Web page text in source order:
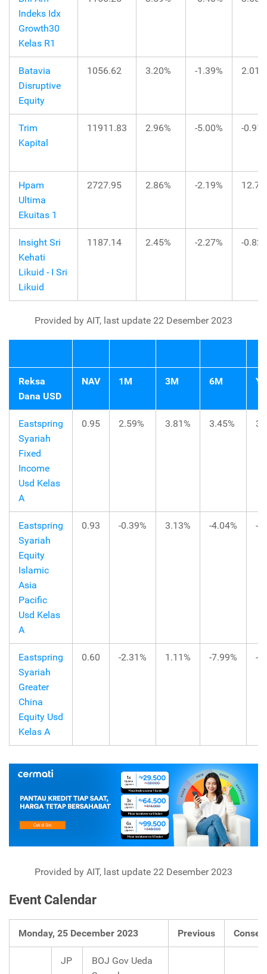
Indeks Idx
Growth30
Kelas R1
Batavia
Disruptive
Equity
1056.62 3.20% -1.39% 2.01%
Trim
Kapital
11911.83 2.96% -5.00% -
Hpam
Ultima
Ekuitas 1
2727.95 2.86% -2.19%
Insight Sri
Kehati
Likuid - I Sri
Likuid
1187.14 2.45% -2.27% -
Provided by AIT, last update 22 Desember 2023
Reksa
Dana USD
NAV 1M 3M 6M
Eastspring
Syariah
Fixed
Income
Usd Kelas
A
0.95 2.59% 3.81% 3.45%
Eastspring
Syariah
Equity
Islamic
Asia
Pacific
Usd Kelas
A
0.93 -0.39% 3.13% -4.04% -
Eastspring
Syariah
Greater
China
Equity Usd
Kelas A
0.60 -2.31% 1.11% -7.99% -
Provided by AIT, last update 22 Desember 2023
Event Calendar
Monday, 25 December 2023 Previous
JP
BOJ Gov Ueda